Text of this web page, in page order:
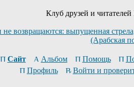
Клуб друзей и
возвращаются: выпущенная
(Арабская
Сайт Альбом Помощь
Профиль
Войти и